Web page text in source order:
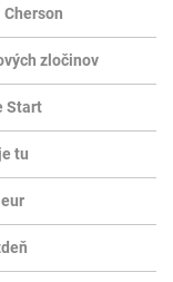
zločinov
Start
tu